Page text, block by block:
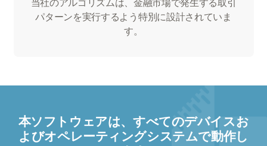
パターンを実行するよう特別に設計されていま
す。
本ソフトウェアは、すべてのデバイスお
よびオペレーティングシステムで動作し